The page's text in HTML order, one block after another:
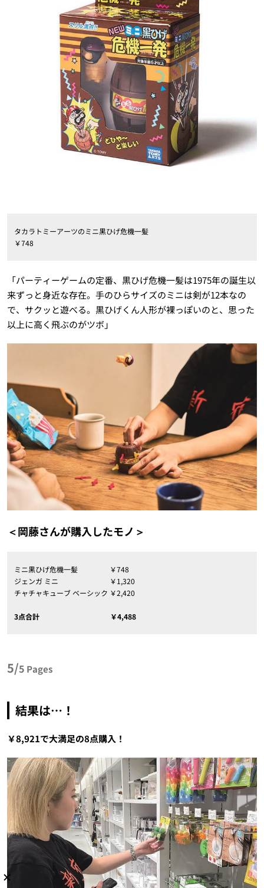
タカラトミーアーツのミニ黒ひげ危機一髪
￥748
「パーティーゲームの定番、黒ひげ危機一髪は1975年の誕生以
来ずっと身近な存在。手のひらサイズのミニは剣が12本なの
で、サクッと遊べる。黒ひげくん人形が裸っぽいのと、思った
以上に高く飛ぶのがツボ」
＜岡藤さんが購入したモノ＞
ミニ黒ひげ危機一髪 ￥748
ジェンガ ミニ ￥1,320
チャチャキューブ ベーシック ￥2,420
3点合計 ￥4,488
5/5 Pages
結果は…！
￥8,921で大満足の8点購入！